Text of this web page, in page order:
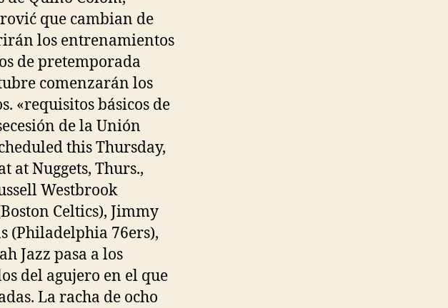
que cambian de
los entrenamientos
de pretemporada
comenzarán los
«requisitos básicos de
de la Unión
this Thursday,
at Nuggets, Thurs.,
Westbrook
Celtics), Jimmy
(Philadelphia 76ers),
Jazz pasa a los
del agujero en el que
La racha de ocho